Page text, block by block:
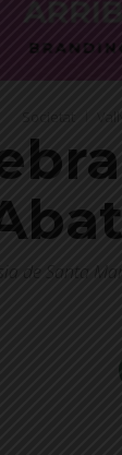
de Santa